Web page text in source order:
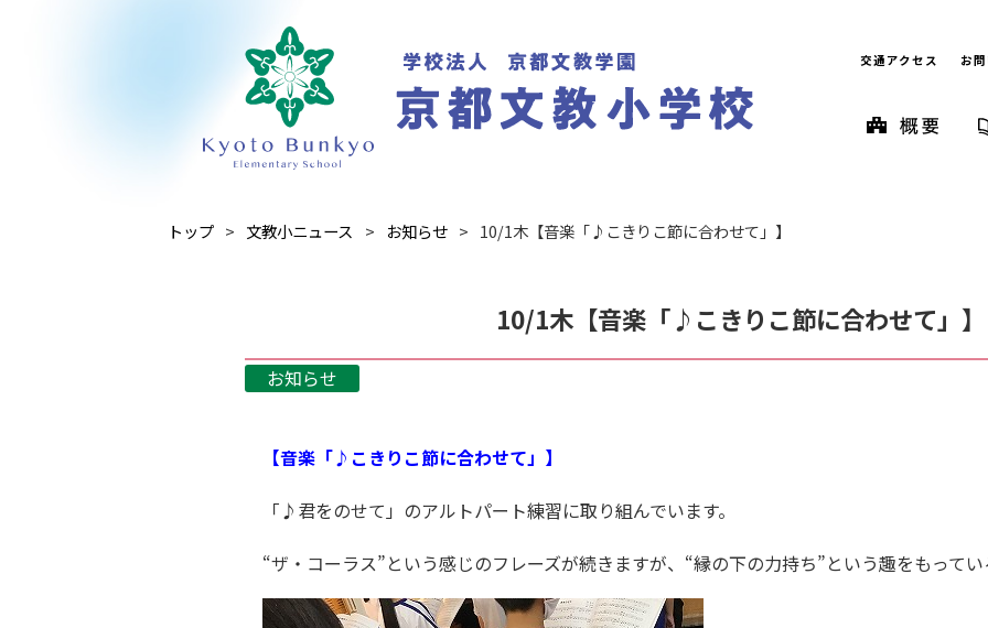
交通アクセス お
トップ 文教小ニュース お知らせ 10/1木【音楽「♪こきりこ節に合わせて」】
10/1木【音楽「♪こきりこ節に合わせて」】
お知らせ
【音楽「♪こきりこ節に合わせて」】
「♪君をのせて」のアルトパート練習に取り組んでいます。
“ザ・コーラス”という感じのフレーズが続きますが、“縁の下の力持ち”という趣をもってい